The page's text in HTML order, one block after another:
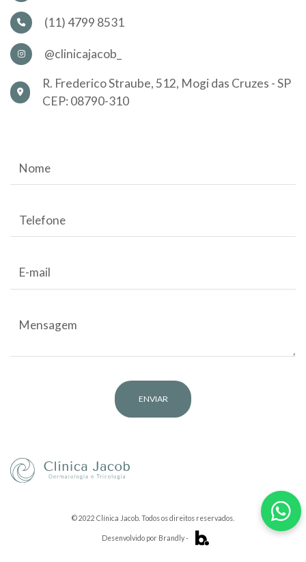
(11) 4799 8531
@clinicajacob_
R. Frederico Straube, 512, Mogi das Cruzes - SP
CEP: 08790-310
© 2022 Clínica Jacob. Todos os direitos reservados.
Desenvolvido por Brandly -